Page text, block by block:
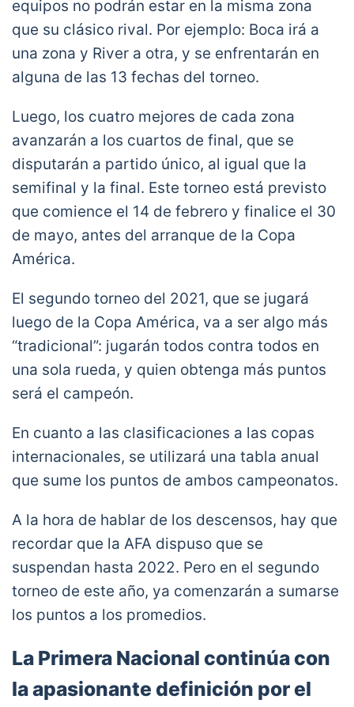
equipos no podrán estar en la misma zona
que su clásico rival. Por ejemplo: Boca irá a
una zona y River a otra, y se enfrentarán en
alguna de las 13 fechas del torneo.
Luego, los cuatro mejores de cada zona
avanzarán a los cuartos de final, que se
disputarán a partido único, al igual que la
semifinal y la final. Este torneo está previsto
que comience el 14 de febrero y finalice el 30
de mayo, antes del arranque de la Copa
América.
El segundo torneo del 2021, que se jugará
luego de la Copa América, va a ser algo más
“tradicional”: jugarán todos contra todos en
una sola rueda, y quien obtenga más puntos
será el campeón.
En cuanto a las clasificaciones a las copas
internacionales, se utilizará una tabla anual
que sume los puntos de ambos campeonatos.
A la hora de hablar de los descensos, hay que
recordar que la AFA dispuso que se
suspendan hasta 2022. Pero en el segundo
torneo de este año, ya comenzarán a sumarse
los puntos a los promedios.
La Primera Nacional continúa con
la apasionante definición por el